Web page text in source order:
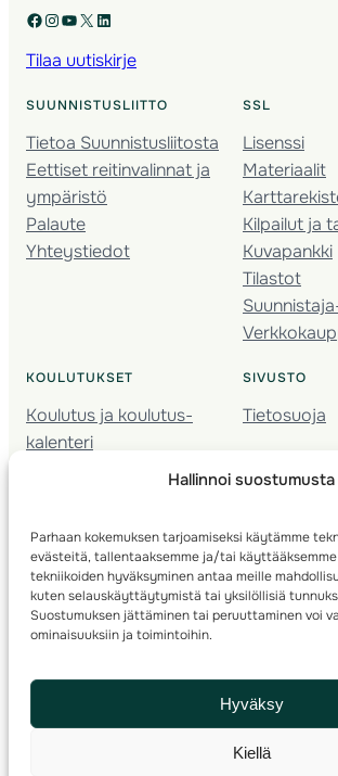
Hallinnoi suostumusta
Parhaan kokemuksen tarjoamiseksi käytämme
evästeitä, tallentaaksemme ja/tai
tekniikoiden hyväksyminen antaa meille
kuten selauskäyttäytymistä tai yksilöllisiä
Suostumuksen jättäminen tai peruuttaminen voi
ominaisuuksiin ja toimintoihin.
Hyväksy
Kiellä
Facebook Instagram YouTube X LinkedIn
Tilaa uutiskirje
SUUNNISTUSLIITTO
Tietoa Suunnistusliitosta
Eettiset reitinvalinnat ja
ympäristö
Palaute
Yhteystiedot
SSL
Lisenssi
Materiaalit
Kilpailut ja
Kuvapankki
Tilastot
KOULUTUKSET
Koulutus ja koulutus­
kalenteri
Nuorison koulutukset
Kartoitus
Ratamestari
SIVUSTO
Tietosuoja
© 2025 ·Suomen Suunnistusliitto· Valimotie 10, 00380
info(a)suunnistusliitto.fi,Rastilipun asiat:
Kilpailut ja kuntorastit – Rastilippu:::